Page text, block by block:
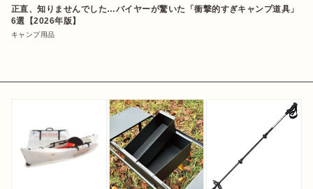
正直、知りませんでした…バイヤーが驚いた「衝撃的すぎキャンプ道具」
6選【2026年版】
キャンプ用品